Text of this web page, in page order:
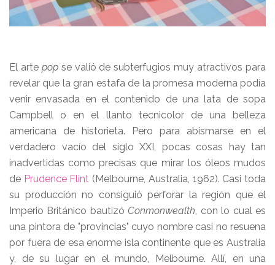
El arte popse valió de subterfugios muy atractivos para
revelar que la gran estafa de la promesa moderna podía
venir envasada en el contenido de una lata de sopa
Campbell o en el llanto tecnicolor de una belleza
americana de historieta. Pero para abismarse en el
verdadero vacío del siglo XXI, pocas cosas hay tan
inadvertidas como precisas que mirar los óleos mudos
de Prudence Flint (Melbourne, Australia, 1962). Casi toda
su producción no consiguió perforar la región que el
Imperio Británico bautizóConmonwealth, con lo cual es
una pintora de "provincias" cuyo nombre casi no resuena
por fuera de esa enorme isla continente que es Australia
y, de su lugar en el mundo, Melbourne. Allí, en una